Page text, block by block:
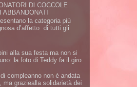
DI COCCOLE
ABBANDONATI
la categoria più
d’affetto di tutti gli
alla sua festa ma non si
la foto di Teddy fa il giro
compleanno non è andata
ma graziealla solidarietà dei